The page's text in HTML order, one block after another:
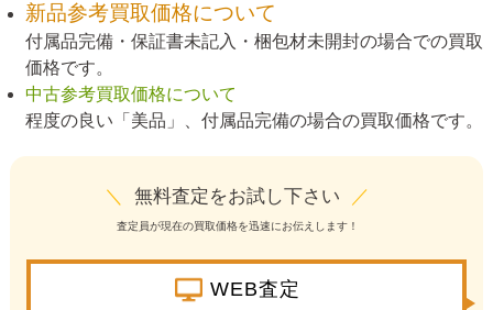
新品参考買取価格について
付属品完備・保証書未記入・梱包材未開封の場合での買取
価格です。
中古参考買取価格について
程度の良い「美品」、付属品完備の場合の買取価格です。
＼ 無料査定をお試し下さい ／
査定員が現在の買取価格を迅速にお伝えします！
WEB査定